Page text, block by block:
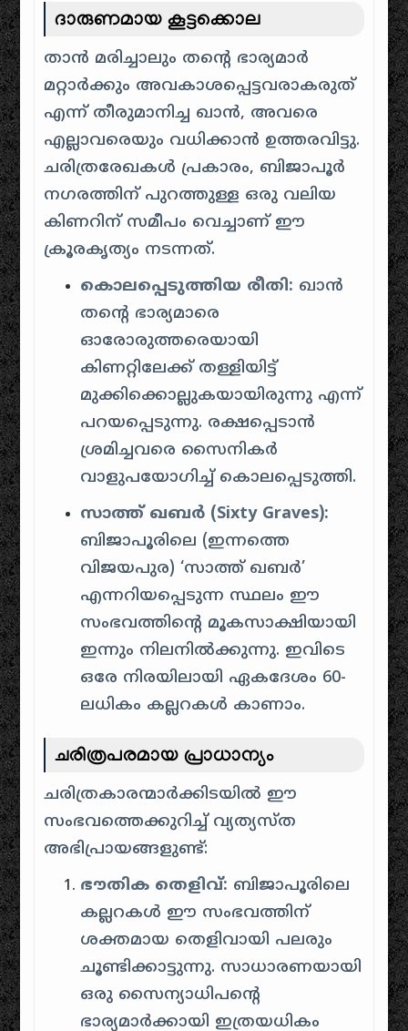
ദാരുണമായ കൂട്ടക്കൊല
താൻ മരിച്ചാലും തന്റെ ഭാര്യമാർ
മറ്റാർക്കും അവകാശപ്പെട്ടവരാകരുത്
എന്ന് തീരുമാനിച്ച ഖാൻ, അവരെ
എല്ലാവരെയും വധിക്കാൻ ഉത്തരവിട്ടു.
ചരിത്രരേഖകൾ പ്രകാരം, ബിജാപൂർ
നഗരത്തിന് പുറത്തുള്ള ഒരു വലിയ
കിണറിന് സമീപം വെച്ചാണ് ഈ
ക്രൂരകൃത്യം നടന്നത്.
കൊലപ്പെടുത്തിയ രീതി: ഖാൻ
തന്റെ ഭാര്യമാരെ
ഓരോരുത്തരെയായി
കിണറ്റിലേക്ക് തള്ളിയിട്ട്
മുക്കിക്കൊല്ലുകയായിരുന്നു എന്ന്
പറയപ്പെടുന്നു. രക്ഷപ്പെടാൻ
ശ്രമിച്ചവരെ സൈനികർ
വാളുപയോഗിച്ച് കൊലപ്പെടുത്തി.
സാത്ത് ഖബർ (Sixty Graves):
ബിജാപൂരിലെ (ഇന്നത്തെ
വിജയപുര) ‘സാത്ത് ഖബർ’
എന്നറിയപ്പെടുന്ന സ്ഥലം ഈ
സംഭവത്തിന്റെ മൂകസാക്ഷിയായി
ഇന്നും നിലനിൽക്കുന്നു. ഇവിടെ
ഒരേ നിരയിലായി ഏകദേശം 60-
ലധികം കല്ലറകൾ കാണാം.
ചരിത്രപരമായ പ്രാധാന്യം
ചരിത്രകാരന്മാർക്കിടയിൽ ഈ
സംഭവത്തെക്കുറിച്ച് വ്യത്യസ്ത
അഭിപ്രായങ്ങളുണ്ട്:
ഭൗതിക തെളിവ്: ബിജാപൂരിലെ
കല്ലറകൾ ഈ സംഭവത്തിന്
ശക്തമായ തെളിവായി പലരും
ചൂണ്ടിക്കാട്ടുന്നു. സാധാരണയായി
ഒരു സൈന്യാധിപന്റെ
ഭാര്യമാർക്കായി ഇത്രയധികം